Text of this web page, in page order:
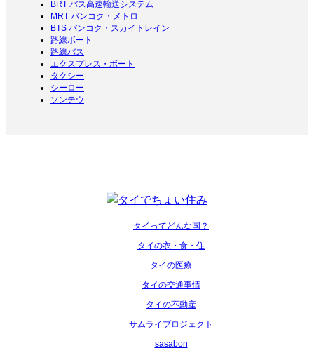
BRT バス高速輸送システム
MRT バンコク・メトロ
BTS バンコク・スカイトレイン
路線ボート
路線バス
エクスプレス・ボート
タクシー
シーロー
ソンテウ
タイってどんな国？
タイの衣・食・住
タイの医療
タイの交通事情
タイの不動産
サムライプロジェクト
sasabon